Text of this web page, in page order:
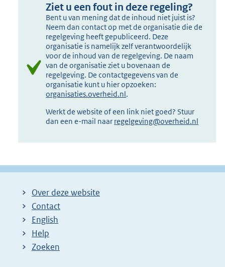
Ziet u een fout in deze regeling?
Bent u van mening dat de inhoud niet juist is?
Neem dan contact op met de organisatie die de
regelgeving heeft gepubliceerd. Deze
organisatie is namelijk zelf verantwoordelijk
voor de inhoud van de regelgeving. De naam
van de organisatie ziet u bovenaan de
regelgeving. De contactgegevens van de
organisatie kunt u hier opzoeken:
organisaties.overheid.nl.
Werkt de website of een link niet goed? Stuur
dan een e-mail naar regelgeving@overheid.nl
Over deze website
Contact
English
Help
Zoeken